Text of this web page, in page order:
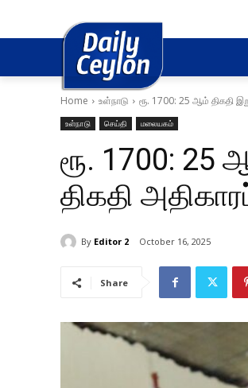
Home உள்நாடு ரூ. 1700: 25 ஆம் திகதி
உள்நாடு செய்தி மலையகம்
ரூ. 1700: 25
திகதி
By Editor 2 October 16, 2025
Share